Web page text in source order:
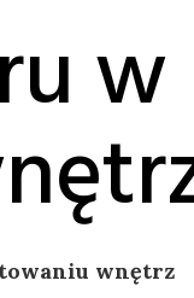
w
wnętrz